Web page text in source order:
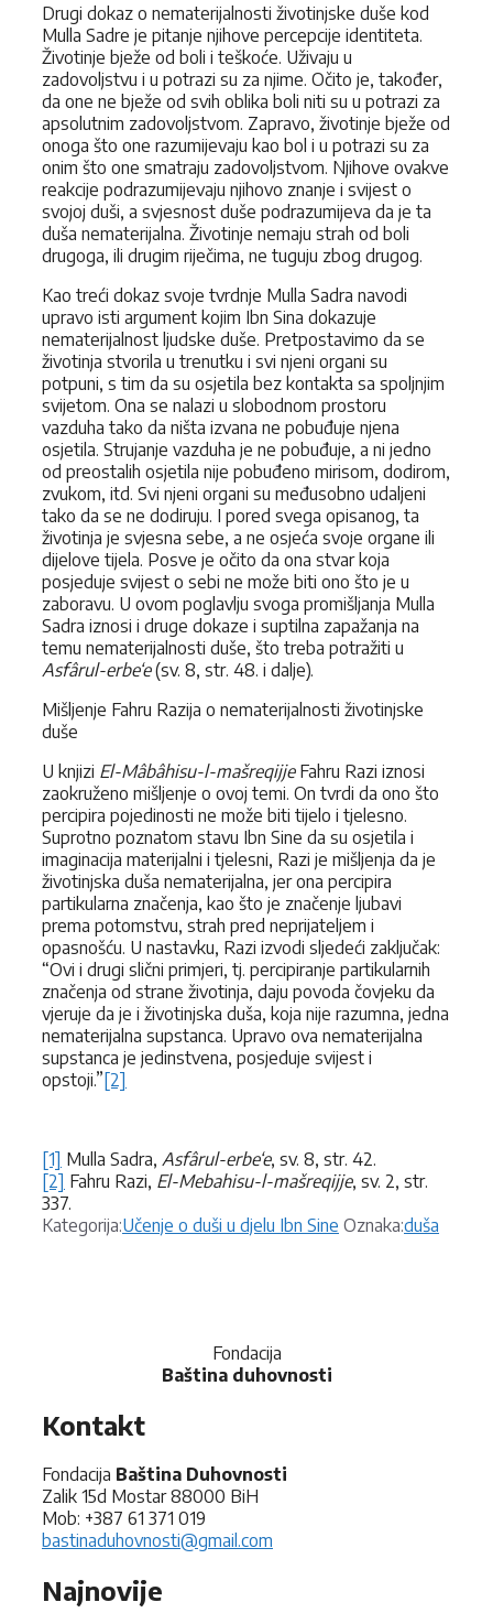
Drugi dokaz o nematerijalnosti životinjske duše kod
Mulla Sadre je pitanje njihove percepcije identiteta.
Životinje bježe od boli i teškoće. Uživaju u
zadovoljstvu i u potrazi su za njime. Očito je, također,
da one ne bježe od svih oblika boli niti su u potrazi za
apsolutnim zadovoljstvom. Zapravo, životinje bježe od
onoga što one razumijevaju kao bol i u potrazi su za
onim što one smatraju zadovoljstvom. Njihove ovakve
reakcije podrazumijevaju njihovo znanje i svijest o
svojoj duši, a svjesnost duše podrazumijeva da je ta
duša nematerijalna. Životinje nemaju strah od boli
drugoga, ili drugim riječima, ne tuguju zbog drugog.
Kao treći dokaz svoje tvrdnje Mulla Sadra navodi
upravo isti argument kojim Ibn Sina dokazuje
nematerijalnost ljudske duše. Pretpostavimo da se
životinja stvorila u trenutku i svi njeni organi su
potpuni, s tim da su osjetila bez kontakta sa spoljnjim
svijetom. Ona se nalazi u slobodnom prostoru
vazduha tako da ništa izvana ne pobuđuje njena
osjetila. Strujanje vazduha je ne pobuđuje, a ni jedno
od preostalih osjetila nije pobuđeno mirisom, dodirom,
zvukom, itd. Svi njeni organi su međusobno udaljeni
tako da se ne dodiruju. I pored svega opisanog, ta
životinja je svjesna sebe, a ne osjeća svoje organe ili
dijelove tijela. Posve je očito da ona stvar koja
posjeduje svijest o sebi ne može biti ono što je u
zaboravu. U ovom poglavlju svoga promišljanja Mulla
Sadra iznosi i druge dokaze i suptilna zapažanja na
temu nematerijalnosti duše, što treba potražiti u
Asfârul-erbe‘e(sv. 8, str. 48. i dalje).
Mišljenje Fahru Razija o nematerijalnosti životinjske
duše
U knjizi El-Mâbâhisu-l-mašreqijjeFahru Razi iznosi
zaokruženo mišljenje o ovoj temi. On tvrdi da ono što
percipira pojedinosti ne može biti tijelo i tjelesno.
Suprotno poznatom stavu Ibn Sine da su osjetila i
imaginacija materijalni i tjelesni, Razi je mišljenja da je
životinjska duša nematerijalna, jer ona percipira
partikularna značenja, kao što je značenje ljubavi
prema potomstvu, strah pred neprijateljem i
opasnošću. U nastavku, Razi izvodi sljedeći zaključak:
“Ovi i drugi slični primjeri, tj. percipiranje partikularnih
značenja od strane životinja, daju povoda čovjeku da
vjeruje da je i životinjska duša, koja nije razumna, jedna
nematerijalna supstanca. Upravo ova nematerijalna
supstanca je jedinstvena, posjeduje svijest i
opstoji.”[2]
[1] Mulla Sadra, Asfârul-erbe‘e, sv. 8, str. 42.
[2] Fahru Razi, El-Mebahisu-l-mašreqijje, sv. 2, str.
337.
Kategorija:Kategorije
Učenje o duši u djelu Ibn Sine Oznaka:Oznake
duša
Fondacija
Baština duhovnosti
Kontakt
Fondacija Baština Duhovnosti
Zalik 15d Mostar 88000 BiH
Mob: +387 61 371 019
bastinaduhovnosti@gmail.com
Najnovije